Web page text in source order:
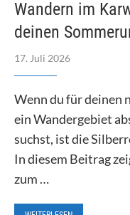
Wandern im
deinen
17. Juli 2026
Wenn du für deinen
ein Wandergebiet
suchst, ist die
In diesem Beitrag
zum …